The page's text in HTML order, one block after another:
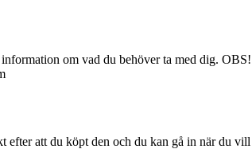
om vad du behöver ta med dig.
att du köpt den och du kan gå in när du